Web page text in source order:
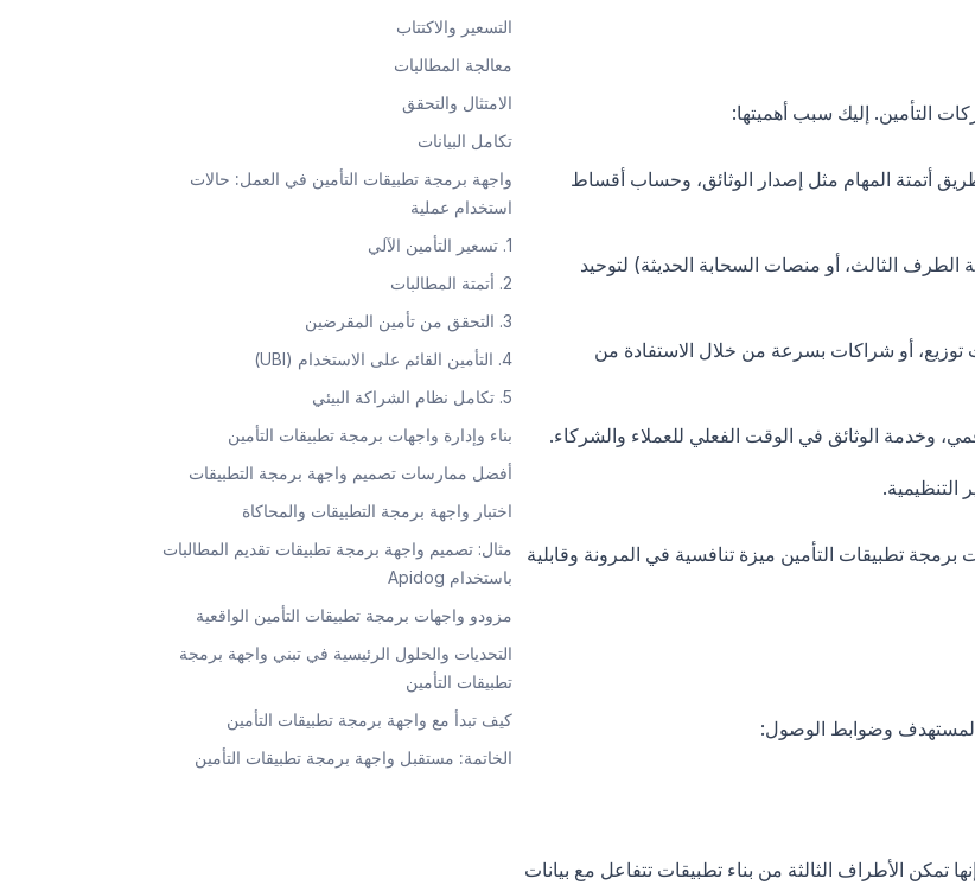
التأمين. إليك سبب أهميتها:
أتمتة المهام مثل إصدار الوثائق، وحساب أقساط
الطرف الثالث، أو منصات السحابة الحديثة) لتوحيد
توزيع، أو شراكات بسرعة من خلال الاستفادة من
وخدمة الوثائق في الوقت الفعلي للعملاء والشركاء.
التنظيمية.
تطبيقات التأمين ميزة تنافسية في المرونة وقابلية
المستهدف وضوابط الوصول:
تمكن الأطراف الثالثة من بناء تطبيقات تتفاعل مع بيانات
التسعير والاكتتاب
معالجة المطالبات
الامتثال والتحقق
تكامل البيانات
واجهة برمجة تطبيقات التأمين في العمل: حالات
استخدام عملية
1. تسعير التأمين الآلي
2. أتمتة المطالبات
3. التحقق من تأمين المقرضين
4. التأمين القائم على الاستخدام (UBI)
5. تكامل نظام الشراكة البيئي
بناء وإدارة واجهات برمجة تطبيقات التأمين
أفضل ممارسات تصميم واجهة برمجة التطبيقات
اختبار واجهة برمجة التطبيقات والمحاكاة
مثال: تصميم واجهة برمجة تطبيقات تقديم المطالبات
باستخدام Apidog
مزودو واجهات برمجة تطبيقات التأمين الواقعية
التحديات والحلول الرئيسية في تبني واجهة برمجة
تطبيقات التأمين
كيف تبدأ مع واجهة برمجة تطبيقات التأمين
الخاتمة: مستقبل واجهة برمجة تطبيقات التأمين